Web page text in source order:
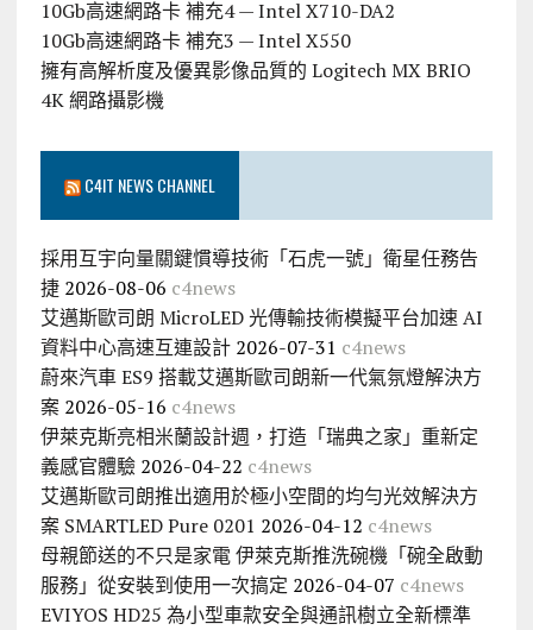
10Gb高速網路卡 補充4 — Intel X710-DA2
10Gb高速網路卡 補充3 — Intel X550
擁有高解析度及優異影像品質的 Logitech MX BRIO
4K 網路攝影機
C4IT NEWS CHANNEL
採用互宇向量關鍵慣導技術「石虎一號」衛星任務告
捷 2026-08-06 c4news
艾邁斯歐司朗 MicroLED 光傳輸技術模擬平台加速 AI
資料中心高速互連設計 2026-07-31 c4news
蔚來汽車 ES9 搭載艾邁斯歐司朗新一代氣氛燈解決方
案 2026-05-16 c4news
伊萊克斯亮相米蘭設計週，打造「瑞典之家」重新定
義感官體驗 2026-04-22 c4news
艾邁斯歐司朗推出適用於極小空間的均勻光效解決方
案 SMARTLED Pure 0201 2026-04-12 c4news
母親節送的不只是家電 伊萊克斯推洗碗機「碗全啟動
服務」從安裝到使用一次搞定 2026-04-07 c4news
EVIYOS HD25 為小型車款安全與通訊樹立全新標準